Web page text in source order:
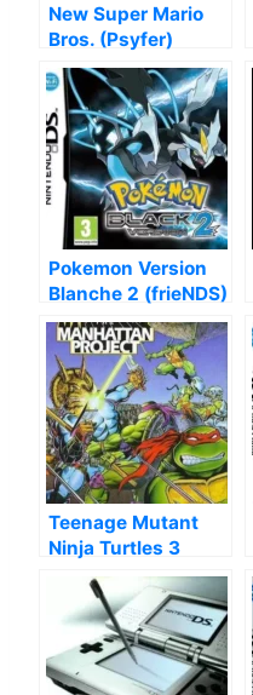
New Super Mario
Bros. (Psyfer)
Pokemon Version
Blanche 2 (frieNDS)
Teenage Mutant
Ninja Turtles 3